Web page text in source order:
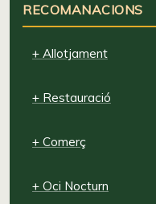
RECOMANACIONS
+ Allotjament
+ Restauració
+ Comerç
+ Oci Nocturn